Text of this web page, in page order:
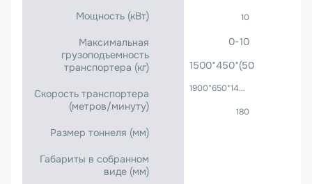
Мощность (кВт)
Максимальная
грузоподъемность
транспортера (кг)
Скорость транспортера
(метров/минуту)
Размер тоннеля (мм)
Габариты в собранном
виде (мм)
10
0-10
1500*450*(50-350)
1900*650*1400
180